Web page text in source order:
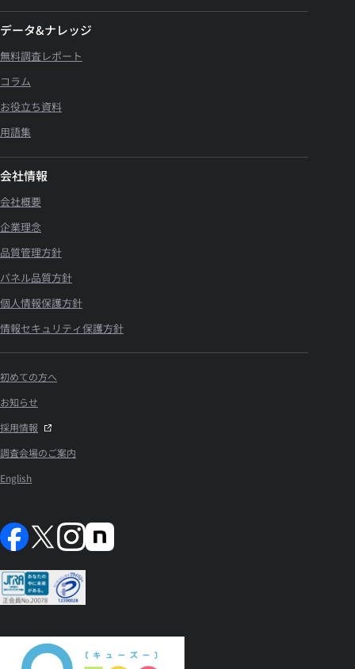
データ&ナレッジ
無料調査レポート
コラム
お役立ち資料
用語集
会社情報
会社概要
企業理念
品質管理方針
パネル品質方針
個人情報保護方針
情報セキュリティ保護方針
初めての方へ
お知らせ
採用情報
調査会場のご案内
English